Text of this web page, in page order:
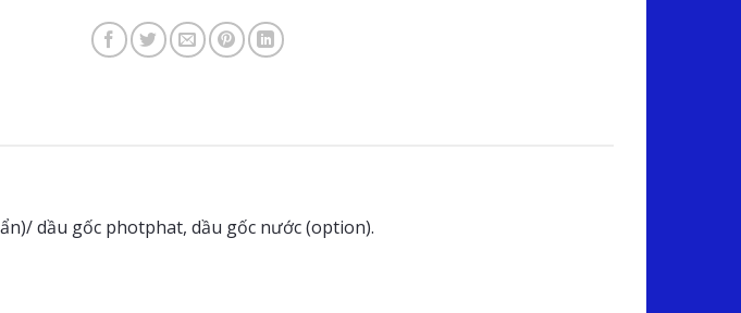
dầu gốc photphat, dầu gốc nước (option).